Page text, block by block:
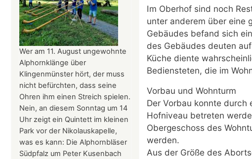
Im Oberhof sind noch
unter anderem über eine
Gebäudes befand sich
des Gebäudes deuten
Küche diente
Bediensteten, die im
Vorbau und Wohnturm
Der Vorbau konnte durch
Hofniveau betreten
Obergeschoss des
werden.
Aus der Größe des
offenen
Denkmals
am
8.
September
2024
ganztägig
für
Besucher
geöffnet.
Wer am 11. August ungewohnte
Alphornklänge über
Klingenmünster hört, der muss
nicht befürchten, dass seine
Ohren ihm einen Streich spielen.
Nein, an diesem Sonntag um 14
Uhr zeigt ein Quintett im kleinen
Park vor der Nikolauskapelle,
was es kann: Die Alphornbläser
Südpfalz um Peter Kusenbach